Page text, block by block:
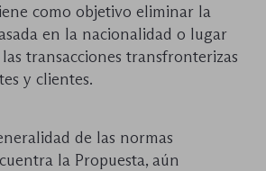
como objetivo eliminar la
en la nacionalidad o lugar
transacciones transfronterizas
y clientes.
de las normas
la Propuesta, aún